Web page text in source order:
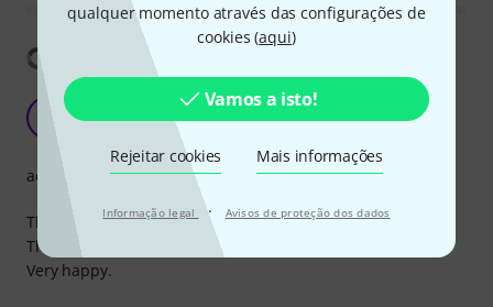
qualquer momento através das configurações de
cookies (aqui)
Vamos a isto!
Rejeitar cookies Mais informações
Informação legal · Avisos de proteção dos dados
Mostrar tradução
Great product.
eleia 05.05.2018
The order was sent quickly. Well packaged.
The tuners look great and work smoothly.
Very happy.
acabamento